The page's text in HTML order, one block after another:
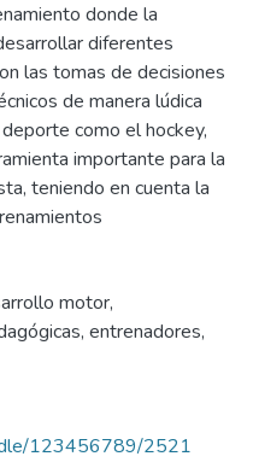
donde la
diferentes
las tomas de decisiones
de manera lúdica
como el hockey,
importante para la
teniendo en cuenta la
motor,
, entrenadores,
123456789/2521